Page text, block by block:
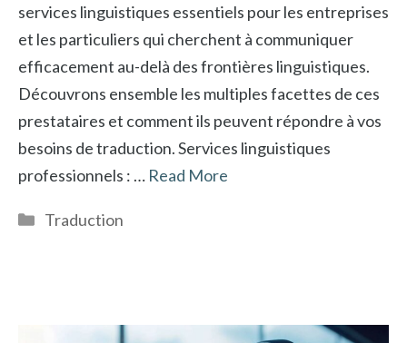
services linguistiques essentiels pour les entreprises
et les particuliers qui cherchent à communiquer
efficacement au-delà des frontières linguistiques.
Découvrons ensemble les multiples facettes de ces
prestataires et comment ils peuvent répondre à vos
besoins de traduction. Services linguistiques
professionnels : … Read More
Catégories
Traduction